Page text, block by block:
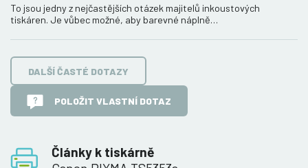
Články k tiskárně
To jsou jedny z nejčastějších otázek majitelů inkoustových
tiskáren. Je vůbec možné, aby barevné náplně…
DALŠÍ ČASTÉ DOTAZY
POLOŽIT VLASTNÍ DOTAZ